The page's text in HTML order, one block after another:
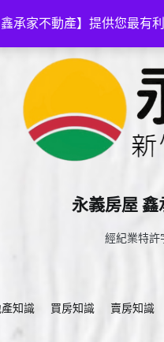
鑫承家不動產】提供您最
永義房屋
經紀業特許
知識 買房知識 賣房知識